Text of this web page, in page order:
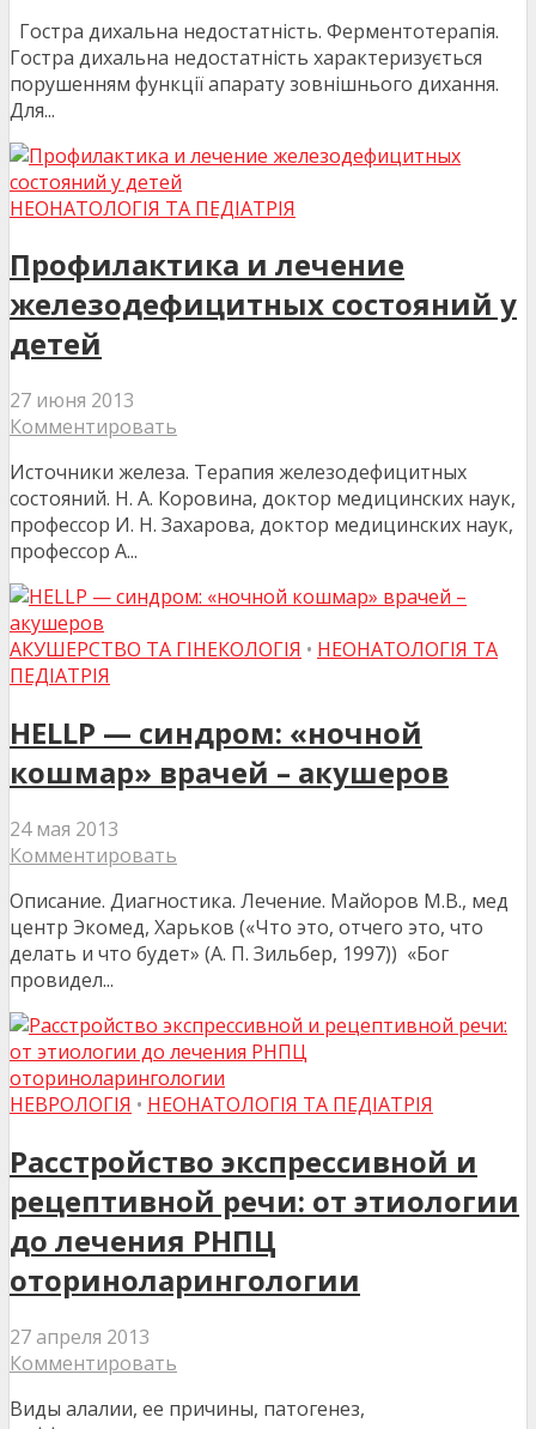
Гостра дихальна недостатність. Ферментотерапія.
Гостра дихальна недостатність характеризується
порушенням функції апарату зовнішнього дихання.
Для...
НЕОНАТОЛОГІЯ ТА ПЕДІАТРІЯ
Профилактика и лечение
железодефицитных состояний у
детей
27 июня 2013
Комментировать
Источники железа. Терапия железодефицитных
состояний. Н. А. Коровина, доктор медицинских наук,
профессор И. Н. Захарова, доктор медицинских наук,
профессор А...
АКУШЕРСТВО ТА ГІНЕКОЛОГІЯ • НЕОНАТОЛОГІЯ ТА
ПЕДІАТРІЯ
HELLP — синдром: «ночной
кошмар» врачей – акушеров
24 мая 2013
Комментировать
Описание. Диагностика. Лечение. Майоров М.В., мед
центр Экомед, Харьков («Что это, отчего это, что
делать и что будет» (А. П. Зильбер, 1997)) «Бог
провидел...
НЕВРОЛОГІЯ • НЕОНАТОЛОГІЯ ТА ПЕДІАТРІЯ
Расстройство экспрессивной и
рецептивной речи: от этиологии
до лечения РНПЦ
оториноларингологии
27 апреля 2013
Комментировать
Виды алалии, ее причины, патогенез,